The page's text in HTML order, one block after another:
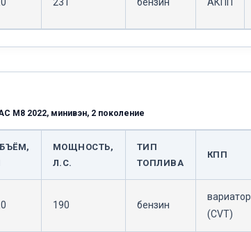
M8 2022, минивэн, 2 поколение
МОЩНОСТЬ,
Л.С.
ТИП
ТОПЛИВА
КПП
190 бензин
вариатор
(CVT)